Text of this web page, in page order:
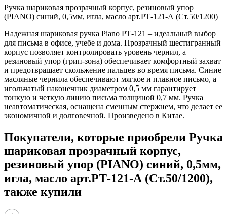
Ручка шариковая прозрачный корпус, резиновый упор
(PIANO) синий, 0,5мм, игла, масло арт.РТ-121-А (Ст.50/1200)
Надежная шариковая ручка Piano РТ-121 – идеальный выбор
для письма в офисе, учебе и дома. Прозрачный шестигранный
корпус позволяет контролировать уровень чернил, а
резиновый упор (грип-зона) обеспечивает комфортный захват
и предотвращает скольжение пальцев во время письма. Синие
масляные чернила обеспечивают мягкое и плавное письмо, а
игольчатый наконечник диаметром 0,5 мм гарантирует
тонкую и четкую линию письма толщиной 0,7 мм. Ручка
неавтоматическая, оснащена сменным стержнем, что делает ее
экономичной и долговечной. Произведено в Китае.
Покупатели, которые приобрели Ручка
шариковая прозрачный корпус,
резиновый упор (PIANO) синий, 0,5мм,
игла, масло арт.РТ-121-А (Ст.50/1200),
также купили